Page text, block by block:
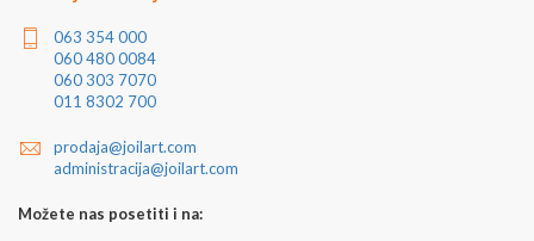
063 354 000
060 480 0084
060 303 7070
011 8302 700
prodaja@joilart.com
administracija@joilart.com
Možete nas posetiti i na: